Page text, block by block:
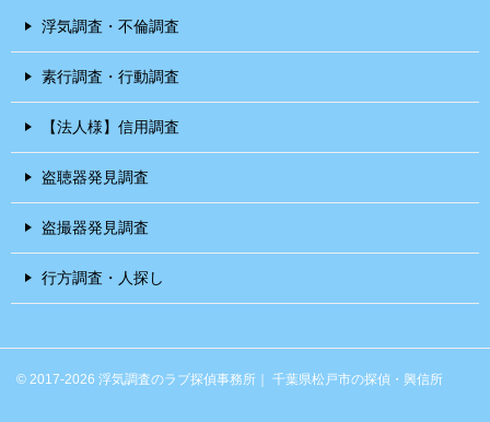
浮気調査・不倫調査
素行調査・行動調査
【法人様】信用調査
盗聴器発見調査
盗撮器発見調査
行方調査・人探し
© 2017-2026 浮気調査のラブ探偵事務所｜ 千葉県松戸市の探偵・興信所